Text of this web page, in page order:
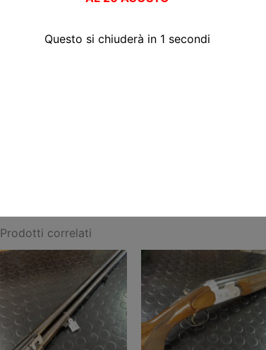
Beretta S3 , canne 68cm °°°°/°° , ottime
Prodotti correlati
Questo si chiuderà in 0 secondi